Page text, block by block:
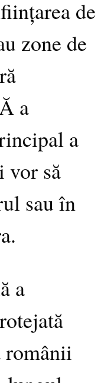
de
zone de
a
a
vor să
sau în
a
românii